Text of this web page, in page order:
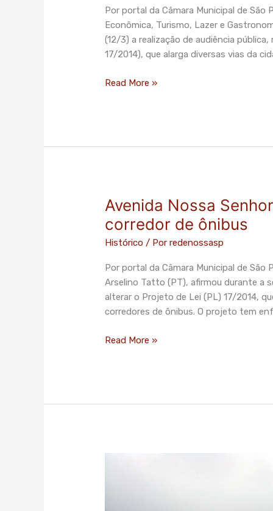
Por portal da Câmara Municipal de
Econômica, Turismo, Lazer e
(12/3) a realização de audiência
17/2014), que alarga diversas vias da
corredor
da
zona
Read More »
Avenida Nossa
corredor de ônibus
Histórico / Porredenossasp
Por portal da Câmara Municipal de São
Arselino Tatto (PT), afirmou durante a
alterar o Projeto de Lei (PL) 17/2014,
corredores de ônibus. O projeto tem
Avenida
Senhora
do
de
Read More »